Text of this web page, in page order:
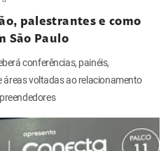
palestrantes e como
São Paulo
conferências, painéis,
áreas voltadas ao relacionamento